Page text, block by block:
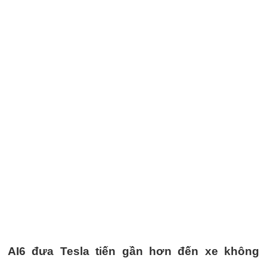
AI6 đưa Tesla tiến gần hơn đến xe không